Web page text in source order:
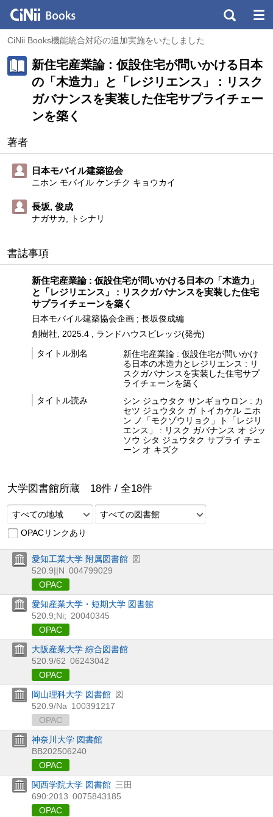
CiNii Books機能統合対応の追加実施をいたしました
新住宅産業論 : 仮設住宅が問いかける日本
の「木造力」と「レジリエンス」 : リスク
ガバナンスを実装した住宅サプライチェー
ンを築く
著者
日本モバイル建築協会
ニホン モバイル ケンチク キョウカイ
長坂, 俊成
ナガサカ, トシナリ
書誌事項
新住宅産業論 : 仮設住宅が問いかける日本の「木造力」
と「レジリエンス」 : リスクガバナンスを実装した住宅
サプライチェーンを築く
日本モバイル建築協会企画 ; 長坂俊成編
創樹社, 2025.4 , ランドハウスビレッジ(発売)
タイトル別名
新住宅産業論 : 仮設住宅が問いかけ
る日本の木造力とレジリエンス : リ
スクガバナンスを実装した住宅サプ
ライチェーンを築く
タイトル読み
シン ジュウタク サンギョウロン : カ
セツ ジュウタク ガ トイカケル ニホ
ン ノ「モクゾウリョク」ト「レジリ
エンス」 : リスク ガバナンス オ ジッ
ソウ シタ ジュウタク サプライ チェ
ーン オ キズク
大学図書館所蔵 18件 / 全18件
すべての地域
すべての図書館
OPACリンクあり
愛知工業大学 附属図書館 図
520.9||N 004799029
OPAC
愛知産業大学・短期大学 図書館
520.9;Ni; 20040345
OPAC
大阪産業大学 綜合図書館
520.9/62 06243042
OPAC
岡山理科大学 図書館 図
520.9/Na 100391217
OPAC
神奈川大学 図書館
BB202506240
OPAC
関西学院大学 図書館 三田
690:2013 0075843185
OPAC